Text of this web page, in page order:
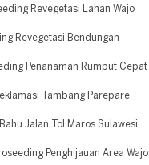
Revegetasi Lahan Wajo
Revegetasi Bendungan
Penanaman Rumput Cepat
Tambang Parepare
Jalan Tol Maros Sulawesi
Penghijauan Area Wajo